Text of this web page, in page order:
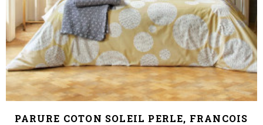
PARURE COTON SOLEIL PERLE, FRANCOIS